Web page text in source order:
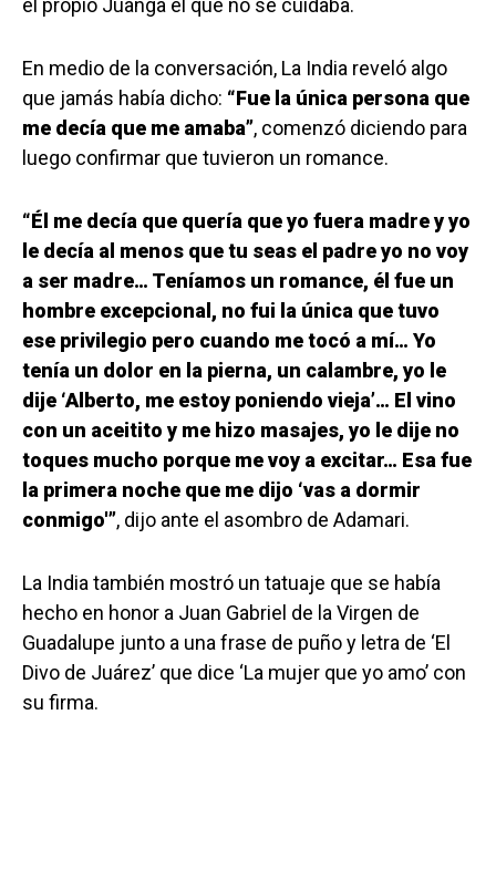
el propio Juanga el que no se cuidaba.
En medio de la conversación, La India reveló algo
que jamás había dicho: “Fue la única persona que
me decía que me amaba”, comenzó diciendo para
luego confirmar que tuvieron un romance.
“Él me decía que quería que yo fuera madre y yo
le decía al menos que tu seas el padre yo no voy
a ser madre… Teníamos un romance, él fue un
hombre excepcional, no fui la única que tuvo
ese privilegio pero cuando me tocó a mí… Yo
tenía un dolor en la pierna, un calambre, yo le
dije ‘Alberto, me estoy poniendo vieja’… El vino
con un aceitito y me hizo masajes, yo le dije no
toques mucho porque me voy a excitar… Esa fue
la primera noche que me dijo ‘vas a dormir
conmigo'”, dijo ante el asombro de Adamari.
La India también mostró un tatuaje que se había
hecho en honor a Juan Gabriel de la Virgen de
Guadalupe junto a una frase de puño y letra de ‘El
Divo de Juárez’ que dice ‘La mujer que yo amo’ con
su firma.